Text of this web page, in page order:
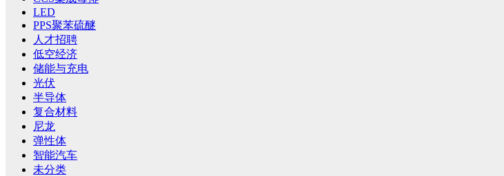
LED
PPS聚苯硫醚
人才招聘
低空经济
储能与充电
光伏
半导体
复合材料
尼龙
弹性体
智能汽车
未分类